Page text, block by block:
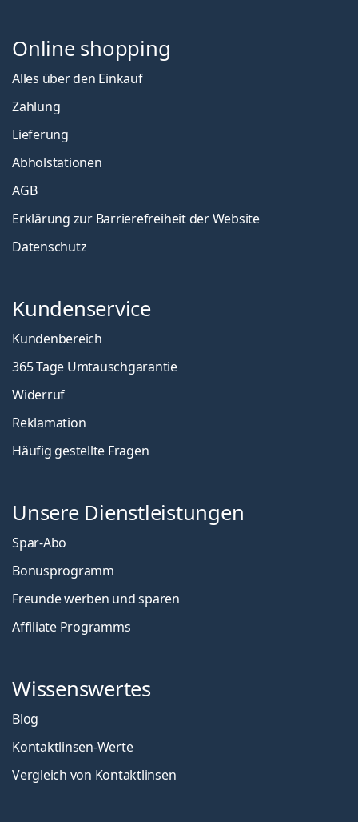
Online shopping
Alles über den Einkauf
Zahlung
Lieferung
Abholstationen
AGB
Erklärung zur Barrierefreiheit der Website
Datenschutz
Kundenservice
Kundenbereich
365 Tage Umtauschgarantie
Widerruf
Reklamation
Häufig gestellte Fragen
Unsere Dienstleistungen
Spar-Abo
Bonusprogramm
Freunde werben und sparen
Affiliate Programms
Wissenswertes
Blog
Kontaktlinsen-Werte
Vergleich von Kontaktlinsen